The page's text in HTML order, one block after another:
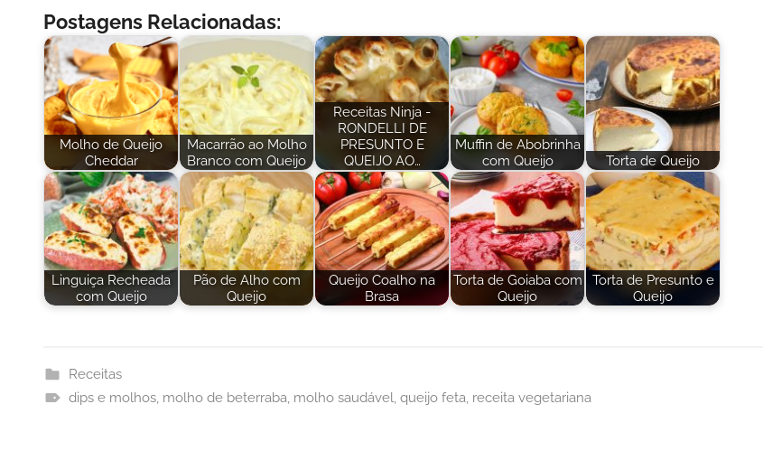
Postagens Relacionadas:
Molho de Queijo
Cheddar
Macarrão ao Molho
Branco com Queijo
Receitas Ninja -
RONDELLI DE
PRESUNTO E
QUEIJO AO…
Muffin de Abobrinha
com Queijo
Torta de Queijo
Linguiça Recheada
com Queijo
Pão de Alho com
Queijo
Queijo Coalho na
Brasa
Torta de Goiaba com
Queijo
Torta de Presunto e
Queijo
Receitas
dips e molhos, molho de beterraba, molho saudável, queijo feta, receita vegetariana